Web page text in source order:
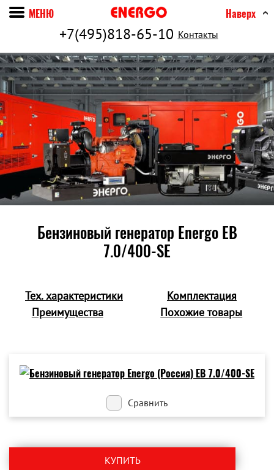
+7(495)818-65-10 Контакты
МЕНЮ Наверх
Бензиновый генератор Energo EB
7.0/400-SE
Тех. характеристики
Комплектация
Преимущества
Похожие товары
Сравнить
КУПИТЬ